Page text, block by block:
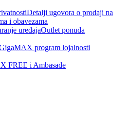
Detalji ugovora o prodaji na
i obavezama
uređajaOutlet ponuda
program lojalnosti
FREE i Ambasade